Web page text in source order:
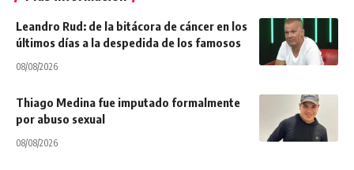
Leandro Rud: de la bitácora de cáncer en los
últimos días a la despedida de los famosos
08/08/2026
Thiago Medina fue imputado formalmente
por abuso sexual
08/08/2026